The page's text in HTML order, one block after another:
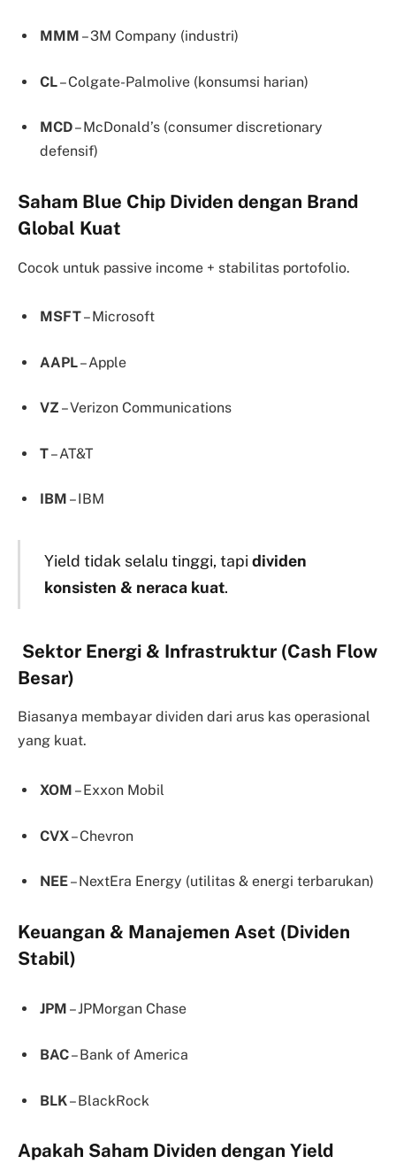
MMM – 3M Company (industri)
CL– Colgate-Palmolive (konsumsi harian)
MCD– McDonald’s (consumer discretionary
defensif)
Saham Blue Chip Dividen dengan Brand
Global Kuat
Cocok untuk passive income + stabilitas portofolio.
MSFT– Microsoft
AAPL– Apple
VZ – Verizon Communications
T– AT&T
IBM – IBM
Yield tidak selalu tinggi, tapi dividen
konsisten & neraca kuat.
Sektor Energi & Infrastruktur (Cash Flow
Besar)
Biasanya membayar dividen dari arus kas operasional
yang kuat.
XOM – Exxon Mobil
CVX– Chevron
NEE– NextEra Energy (utilitas & energi terbarukan)
Keuangan & Manajemen Aset (Dividen
Stabil)
JPM – JPMorgan Chase
BAC– Bank of America
BLK– BlackRock
Apakah Saham Dividen dengan Yield